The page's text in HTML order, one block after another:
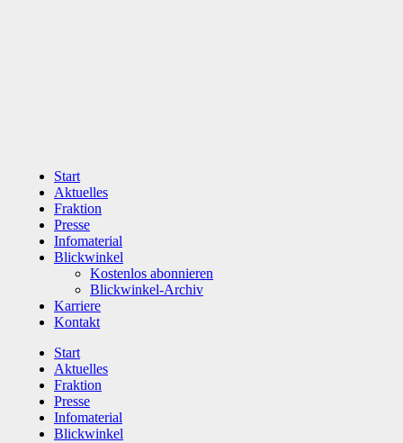
Start
Aktuelles
Fraktion
Presse
Infomaterial
Blickwinkel
Kostenlos abonnieren
Blickwinkel-Archiv
Karriere
Kontakt
Start
Aktuelles
Fraktion
Presse
Infomaterial
Blickwinkel